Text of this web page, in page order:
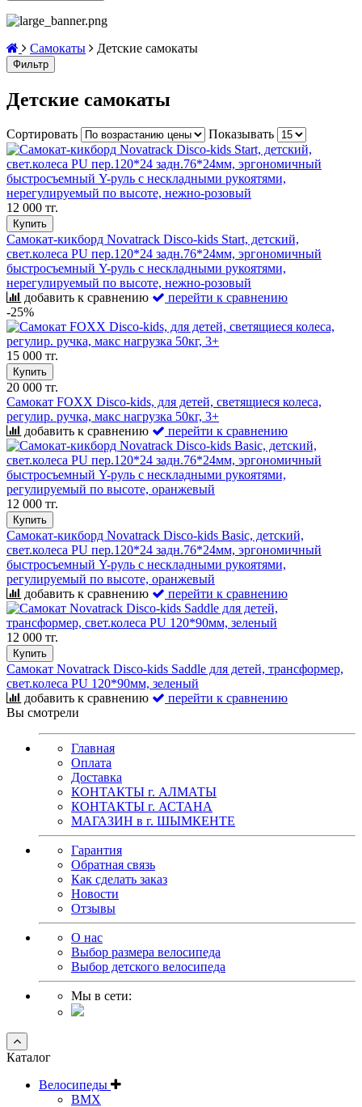
Самокаты Детские самокаты
Фильтр
Детские самокаты
Сортировать Показывать
12 000 тг.
Купить
Самокат-кикборд Novatrack Disco-kids Start, детский,
свет.колеса PU пер.120*24 задн.76*24мм, эргономичный
быстросъемный Y-руль с нескладными рукоятями,
нерегулируемый по высоте, нежно-розовый
добавить к сравнению
перейти к сравнению
-25%
15 000 тг.
Купить
20 000 тг.
Самокат FOXX Disco-kids, для детей, светящиеся колеса,
регулир. ручка, макс нагрузка 50кг, 3+
добавить к сравнению
перейти к сравнению
12 000 тг.
Купить
Самокат-кикборд Novatrack Disco-kids Basic, детский,
свет.колеса PU пер.120*24 задн.76*24мм, эргономичный
быстросъемный Y-руль с нескладными рукоятями,
регулируемый по высоте, оранжевый
добавить к сравнению
перейти к сравнению
12 000 тг.
Купить
Самокат Novatrack Disco-kids Saddle для детей, трансформер,
свет.колеса PU 120*90мм, зеленый
добавить к сравнению
перейти к сравнению
Вы смотрели
Главная
Оплата
Доставка
КОНТАКТЫ г. АЛМАТЫ
КОНТАКТЫ г. АСТАНА
МАГАЗИН в г. ШЫМКЕНТЕ
Гарантия
Обратная связь
Как сделать заказ
Новости
Отзывы
О нас
Выбор размера велосипеда
Выбор детского велосипеда
Мы в сети:
Каталог
Велосипеды
BMX